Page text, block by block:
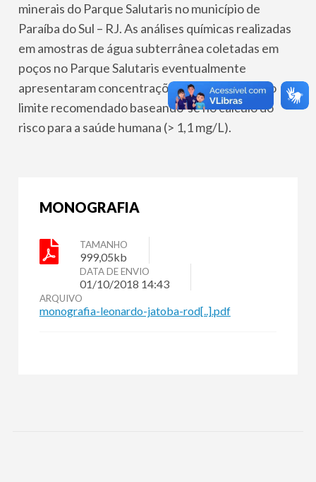
minerais do Parque Salutaris no município de
Paraíba do Sul – RJ. As análises químicas realizadas
em amostras de água subterrânea coletadas em
poços no Parque Salutaris eventualmente
apresentaram concentrações de flúor acima do
limite recomendado baseando-se no cálculo do
risco para a saúde humana (> 1,1 mg/L).
MONOGRAFIA
TAMANHO
999,05kb
DATA DE ENVIO
01/10/2018 14:43
ARQUIVO
monografia-leonardo-jatoba-rod[..].pdf